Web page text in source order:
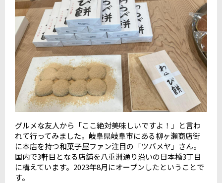
グルメな友人から「ここ絶対美味しいですよ！」と言わ
れて行ってみました。岐阜県岐阜市にある柳ヶ瀬商店街
に本店を持つ和菓子屋ファン注目の「ツバメヤ」さん。
国内で3軒目となる店舗を八重洲通り沿いの日本橋3丁目
に構えています。2023年8月にオープンしたということで
す。